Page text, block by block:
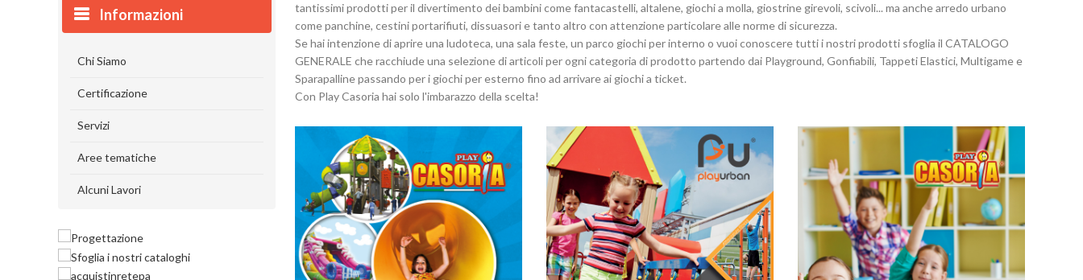
Informazioni
Chi Siamo
Certificazione
Servizi
Aree tematiche
Alcuni Lavori
tantissimi prodotti per il divertimento dei bambini come fantacastelli, altalene, giochi a molla, giostrine girevoli, scivoli... ma anche arredo urbano
come panchine, cestini portarifiuti, dissuasori e tanto altro con attenzione particolare alle norme di sicurezza.
Se hai intenzione di aprire una ludoteca, una sala feste, un parco giochi per interno o vuoi conoscere tutti i nostri prodotti sfoglia il CATALOGO
GENERALE che racchiude una selezione di articoli per ogni categoria di prodotto partendo dai Playground, Gonfiabili, Tappeti Elastici, Multigame e
Sparapalline passando per i giochi per esterno fino ad arrivare ai giochi a ticket.
Con Play Casoria hai solo l'imbarazzo della scelta!